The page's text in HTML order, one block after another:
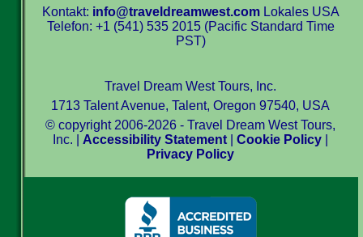
Kontakt: info@traveldreamwest.comLokales USA
Telefon: +1 (541) 535 2015 (Pacific Standard Time
PST)
Travel Dream West Tours, Inc.
1713 Talent Avenue, Talent, Oregon 97540, USA
© copyright 2006-2026 - Travel Dream West Tours,
Inc. | Accessibility Statement |Cookie Policy
Privacy Policy